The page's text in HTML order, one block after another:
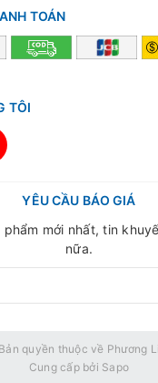
TOÁN
TÔI
YÊU CẦU BÁO GIÁ
mới nhất, tin
nữa.
quyền thuộc về Phương
Cung cấp bởi Sapo